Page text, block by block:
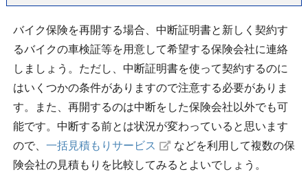
バイク保険を再開する場合、中断証明書と新しく契約す
るバイクの車検証等を用意して希望する保険会社に連絡
しましょう。ただし、中断証明書を使って契約するのに
はいくつかの条件がありますので注意する必要がありま
す。また、再開するのは中断をした保険会社以外でも可
能です。中断する前とは状況が変わっていると思います
ので、 一括見積もりサービス
などを利用して複数の保
険会社の見積もりを比較してみるとよいでしょう。